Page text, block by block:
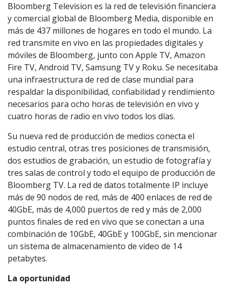
Bloomberg Television es la red de televisión financiera
y comercial global de Bloomberg Media, disponible en
más de 437 millones de hogares en todo el mundo. La
red transmite en vivo en las propiedades digitales y
móviles de Bloomberg, junto con Apple TV, Amazon
Fire TV, Android TV, Samsung TV y Roku. Se necesitaba
una infraestructura de red de clase mundial para
respaldar la disponibilidad, confiabilidad y rendimiento
necesarios para ocho horas de televisión en vivo y
cuatro horas de radio en vivo todos los días.
Su nueva red de producción de medios conecta el
estudio central, otras tres posiciones de transmisión,
dos estudios de grabación, un estudio de fotografía y
tres salas de control y todo el equipo de producción de
Bloomberg TV. La red de datos totalmente IP incluye
más de 90 nodos de red, más de 400 enlaces de red de
40GbE, más de 4,000 puertos de red y más de 2,000
puntos finales de red en vivo que se conectan a una
combinación de 10GbE, 40GbE y 100GbE, sin mencionar
un sistema de almacenamiento de video de 14
petabytes.
La oportunidad